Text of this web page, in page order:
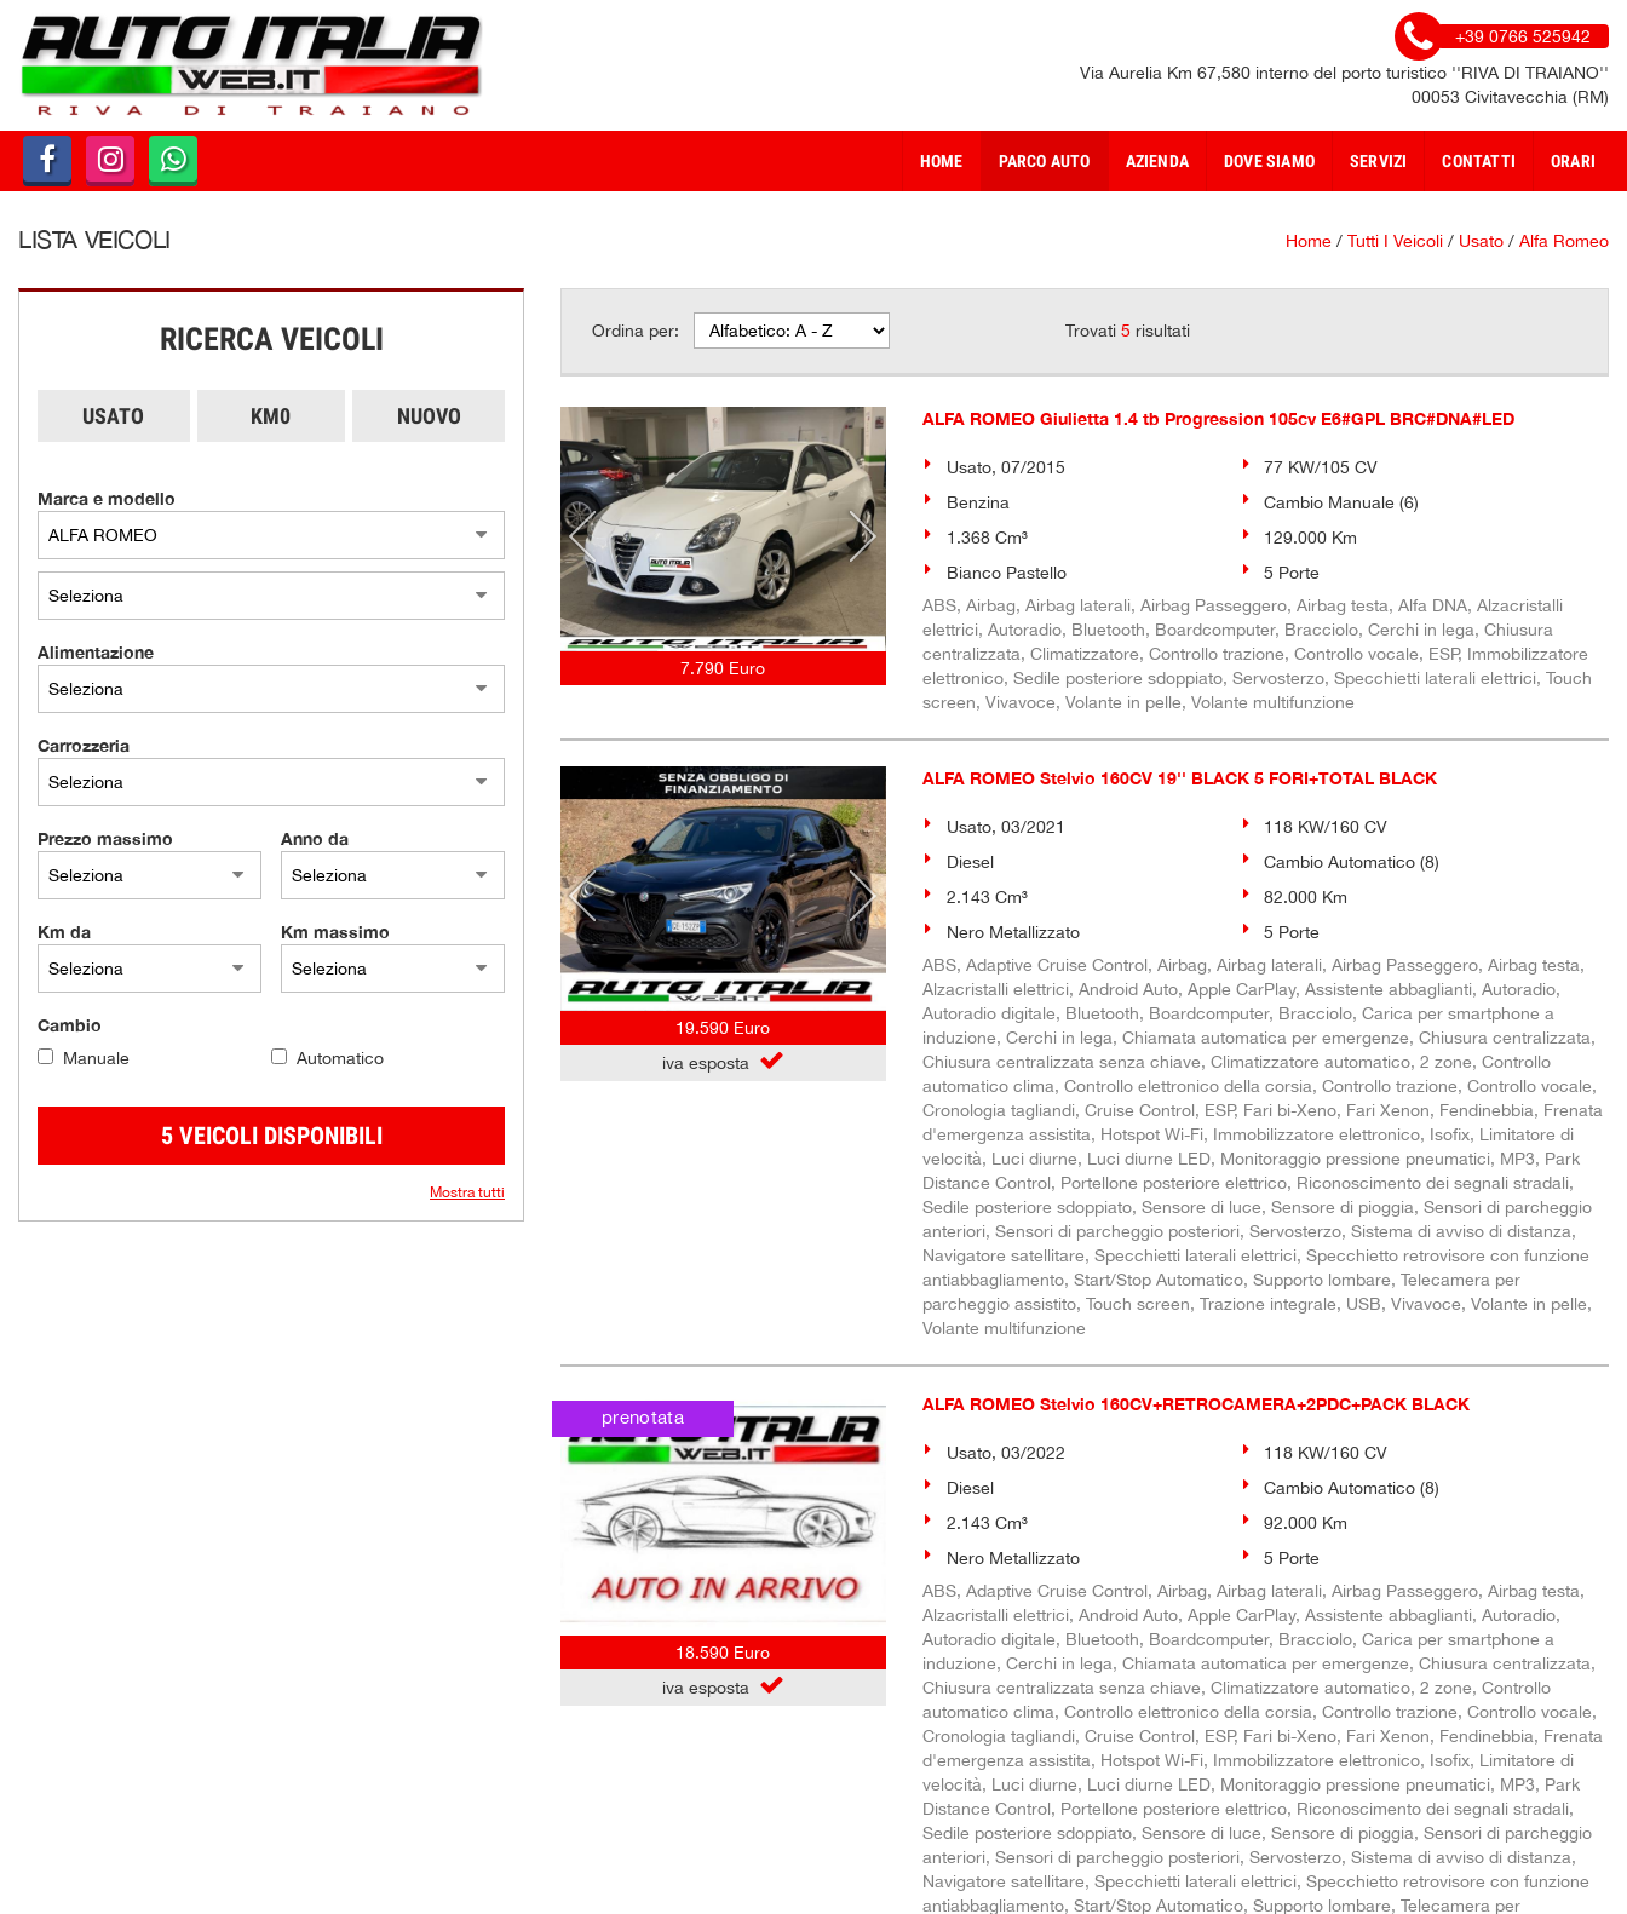
HOME
PARCO AUTO
AZIENDA
DOVE SIAMO
+39 0766 525942
Via Aurelia Km 67,580 interno del porto turistico ''RIVA DI TRAIANO''
00053 Civitavecchia (RM)
HOME PARCO AUTO AZIENDA DOVE SIAMO SERVIZI CONTATTI ORARI
LISTA VEICOLI Home / Tutti I Veicoli / Usato / Alfa Romeo
RICERCA VEICOLI
USATO KM0 NUOVO
Marca e modello
Alimentazione
Carrozzeria
Prezzo massimo Anno da
Km da Km massimo
Cambio
Manuale Automatico
5 VEICOLI DISPONIBILI
Mostra tutti
Ordina per: Trovati 5 risultati
7.790 Euro
ALFA ROMEO Giulietta 1.4 tb Progression 105cv E6#GPL BRC#DNA#LED
Usato, 07/2015
77 KW/105 CV
Benzina
Cambio Manuale (6)
1.368 Cm³
129.000 Km
Bianco Pastello
5 Porte
ABS, Airbag, Airbag laterali, Airbag Passeggero, Airbag testa, Alfa DNA, Alzacristalli
elettrici, Autoradio, Bluetooth, Boardcomputer, Bracciolo, Cerchi in lega, Chiusura
centralizzata, Climatizzatore, Controllo trazione, Controllo vocale, ESP, Immobilizzatore
elettronico, Sedile posteriore sdoppiato, Servosterzo, Specchietti laterali elettrici, Touch
screen, Vivavoce, Volante in pelle, Volante multifunzione
19.590 Euro
iva esposta
ALFA ROMEO Stelvio 160CV 19'' BLACK 5 FORI+TOTAL BLACK
Usato, 03/2021
118 KW/160 CV
Diesel
Cambio Automatico (8)
2.143 Cm³
82.000 Km
Nero Metallizzato
5 Porte
ABS, Adaptive Cruise Control, Airbag, Airbag laterali, Airbag Passeggero, Airbag testa,
Alzacristalli elettrici, Android Auto, Apple CarPlay, Assistente abbaglianti, Autoradio,
Autoradio digitale, Bluetooth, Boardcomputer, Bracciolo, Carica per smartphone a
induzione, Cerchi in lega, Chiamata automatica per emergenze, Chiusura centralizzata,
Chiusura centralizzata senza chiave, Climatizzatore automatico, 2 zone, Controllo
automatico clima, Controllo elettronico della corsia, Controllo trazione, Controllo vocale,
Cronologia tagliandi, Cruise Control, ESP, Fari bi-Xeno, Fari Xenon, Fendinebbia, Frenata
d'emergenza assistita, Hotspot Wi-Fi, Immobilizzatore elettronico, Isofix, Limitatore di
velocità, Luci diurne, Luci diurne LED, Monitoraggio pressione pneumatici, MP3, Park
Distance Control, Portellone posteriore elettrico, Riconoscimento dei segnali stradali,
Sedile posteriore sdoppiato, Sensore di luce, Sensore di pioggia, Sensori di parcheggio
anteriori, Sensori di parcheggio posteriori, Servosterzo, Sistema di avviso di distanza,
Navigatore satellitare, Specchietti laterali elettrici, Specchietto retrovisore con funzione
antiabbagliamento, Start/Stop Automatico, Supporto lombare, Telecamera per
parcheggio assistito, Touch screen, Trazione integrale, USB, Vivavoce, Volante in pelle,
Volante multifunzione
18.590 Euro
iva esposta
prenotata
ALFA ROMEO Stelvio 160CV+RETROCAMERA+2PDC+PACK BLACK
Usato, 03/2022
118 KW/160 CV
Diesel
Cambio Automatico (8)
2.143 Cm³
92.000 Km
Nero Metallizzato
5 Porte
ABS, Adaptive Cruise Control, Airbag, Airbag laterali, Airbag Passeggero, Airbag testa,
Alzacristalli elettrici, Android Auto, Apple CarPlay, Assistente abbaglianti, Autoradio,
Autoradio digitale, Bluetooth, Boardcomputer, Bracciolo, Carica per smartphone a
induzione, Cerchi in lega, Chiamata automatica per emergenze, Chiusura centralizzata,
Chiusura centralizzata senza chiave, Climatizzatore automatico, 2 zone, Controllo
automatico clima, Controllo elettronico della corsia, Controllo trazione, Controllo vocale,
Cronologia tagliandi, Cruise Control, ESP, Fari bi-Xeno, Fari Xenon, Fendinebbia, Frenata
d'emergenza assistita, Hotspot Wi-Fi, Immobilizzatore elettronico, Isofix, Limitatore di
velocità, Luci diurne, Luci diurne LED, Monitoraggio pressione pneumatici, MP3, Park
Distance Control, Portellone posteriore elettrico, Riconoscimento dei segnali stradali,
Sedile posteriore sdoppiato, Sensore di luce, Sensore di pioggia, Sensori di parcheggio
anteriori, Sensori di parcheggio posteriori, Servosterzo, Sistema di avviso di distanza,
Navigatore satellitare, Specchietti laterali elettrici, Specchietto retrovisore con funzione
antiabbagliamento, Start/Stop Automatico, Supporto lombare, Telecamera per